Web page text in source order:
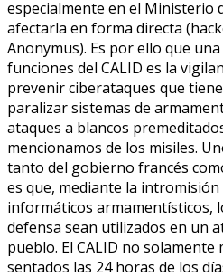
especialmente en el Ministerio
afectarla en forma directa
Anonymus). Es por ello que
funciones del CALID es la
prevenir ciberataques que
paralizar sistemas de
ataques a blancos
mencionamos de los misiles.
tanto del gobierno francés
es que, mediante la intromisión
informáticos armamentísticos,
defensa sean utilizados en un
pueblo. El CALID no
sentados las 24 horas de los